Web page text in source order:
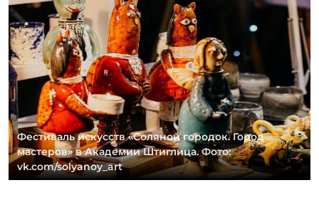
Фестиваль искусств «Соляной городок. Город
мастеров» в Академии Штиглица. Фото:
vk.com/solyanoy_art